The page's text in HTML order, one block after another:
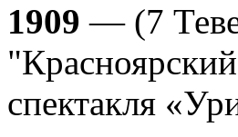
1909 — (7
спектакля